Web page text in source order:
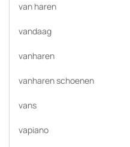
van haren
vandaag
vanharen
vanharen schoenen
vans
vapiano